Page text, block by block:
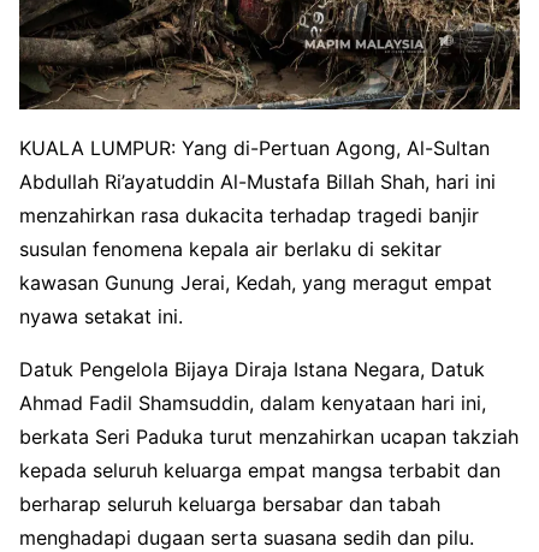
KUALA LUMPUR: Yang di-Pertuan Agong, Al-Sultan
Abdullah Ri’ayatuddin Al-Mustafa Billah Shah, hari ini
menzahirkan rasa dukacita terhadap tragedi banjir
susulan fenomena kepala air berlaku di sekitar
kawasan Gunung Jerai, Kedah, yang meragut empat
nyawa setakat ini.
Datuk Pengelola Bijaya Diraja Istana Negara, Datuk
Ahmad Fadil Shamsuddin, dalam kenyataan hari ini,
berkata Seri Paduka turut menzahirkan ucapan takziah
kepada seluruh keluarga empat mangsa terbabit dan
berharap seluruh keluarga bersabar dan tabah
menghadapi dugaan serta suasana sedih dan pilu.